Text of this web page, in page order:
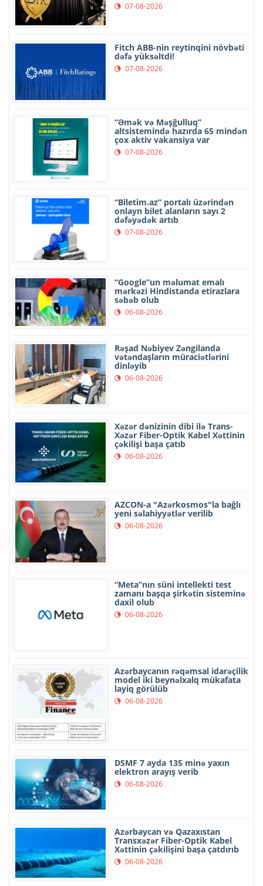
07-08-2026
Fitch ABB-nin reytinqini növbəti
dəfə yüksəltdi!
07-08-2026
“Əmək və Məşğulluq”
altsistemində hazırda 65 mindən
çox aktiv vakansiya var
07-08-2026
“Biletim.az” portalı üzərindən
onlayn bilet alanların sayı 2
dəfəyədək artıb
07-08-2026
“Google”un məlumat emalı
mərkəzi Hindistanda etirazlara
səbəb olub
06-08-2026
Rəşad Nəbiyev Zəngilanda
vətəndaşların müraciətlərini
dinləyib
06-08-2026
Xəzər dənizinin dibi ilə Trans-
Xəzər Fiber-Optik Kabel Xəttinin
çəkilişi başa çatıb
06-08-2026
AZCON-a "Azərkosmos"la bağlı
yeni səlahiyyətlər verilib
06-08-2026
“Meta”nın süni intellekti test
zamanı başqa şirkətin sisteminə
daxil olub
06-08-2026
Azərbaycanın rəqəmsal idarəçilik
model iki beynəlxalq mükafata
layiq görülüb
06-08-2026
DSMF 7 ayda 135 minə yaxın
elektron arayış verib
06-08-2026
Azərbaycan və Qazaxıstan
Transxəzər Fiber-Optik Kabel
Xəttinin çəkilişini başa çatdırıb
06-08-2026